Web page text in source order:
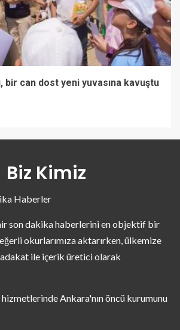
bir can dost yeni yuvasına kavuştu
Biz Kimiz
Haberler
son dakika haberlerini en objektif bir
okurlarımıza aktarırken, ülkemize
ile içerik üretici olarak
hizmetlerinde Ankara'nın öncü kurumunu